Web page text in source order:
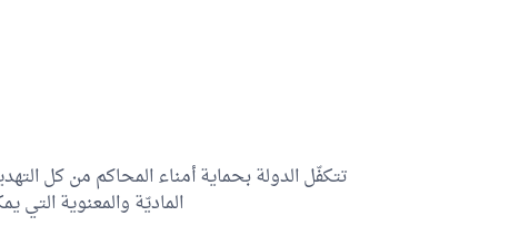
تتكفّل الدولة بحماية أمناء المحاكم من كل
الماديّة والمعنوية التي